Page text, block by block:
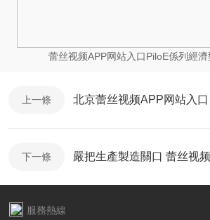
蕾丝视频APP网站入口PiloE係列經
上一條
下一條
服務熱線